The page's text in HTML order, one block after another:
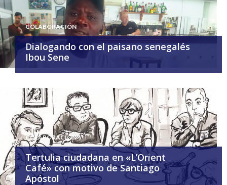
COLABORACIÓN
Dialogando con el paisano senegalés
Ibou Sene
COLABORACIÓN
Tertulia ciudadana en «L’Orient
Café» con motivo de Santiago
Apóstol